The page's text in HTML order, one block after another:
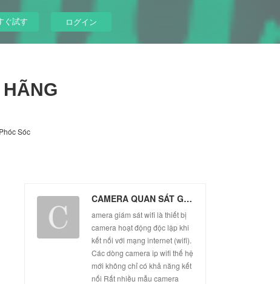
ぐ試す ログイン
Sóc
CAMERA QUAN SÁT GIÁ RẺ CHÍNH HÃNG
amera giám sát wifi là thiết bị
camera hoạt động độc lập khi
kết nối với mạng internet (wifi).
Các dòng camera ip wifi thế hệ
mới không chỉ có khả năng kết
nối Rất nhiều mẫu camera